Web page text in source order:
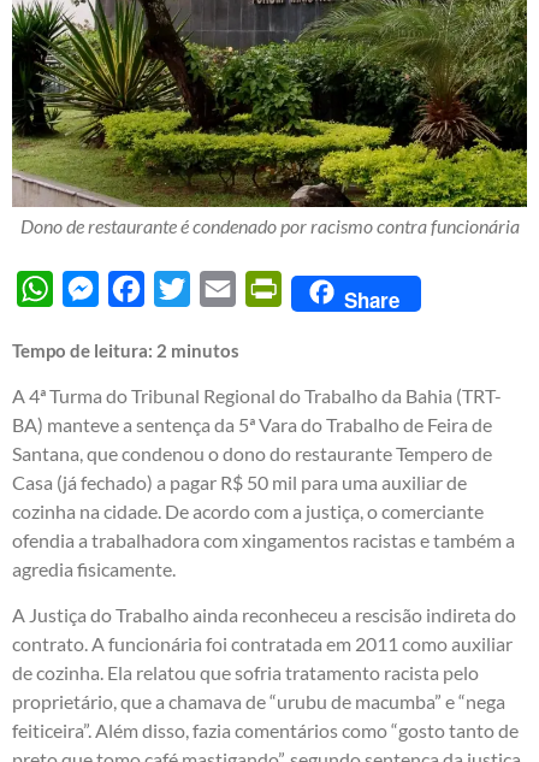
Dono de restaurante é condenado por racismo contra funcionária
WhatsAppMessengerFacebook
Twitter Email PrintFriendly
Share
Tempo de leitura: 2 minutos
A 4ª Turma do Tribunal Regional do Trabalho da Bahia (TRT-
BA) manteve a sentença da 5ª Vara do Trabalho de Feira de
Santana, que condenou o dono do restaurante Tempero de
Casa (já fechado) a pagar R$ 50 mil para uma auxiliar de
cozinha na cidade. De acordo com a justiça, o comerciante
ofendia a trabalhadora com xingamentos racistas e também a
agredia fisicamente.
A Justiça do Trabalho ainda reconheceu a rescisão indireta do
contrato. A funcionária foi contratada em 2011 como auxiliar
de cozinha. Ela relatou que sofria tratamento racista pelo
proprietário, que a chamava de “urubu de macumba” e “nega
feiticeira”. Além disso, fazia comentários como “gosto tanto de